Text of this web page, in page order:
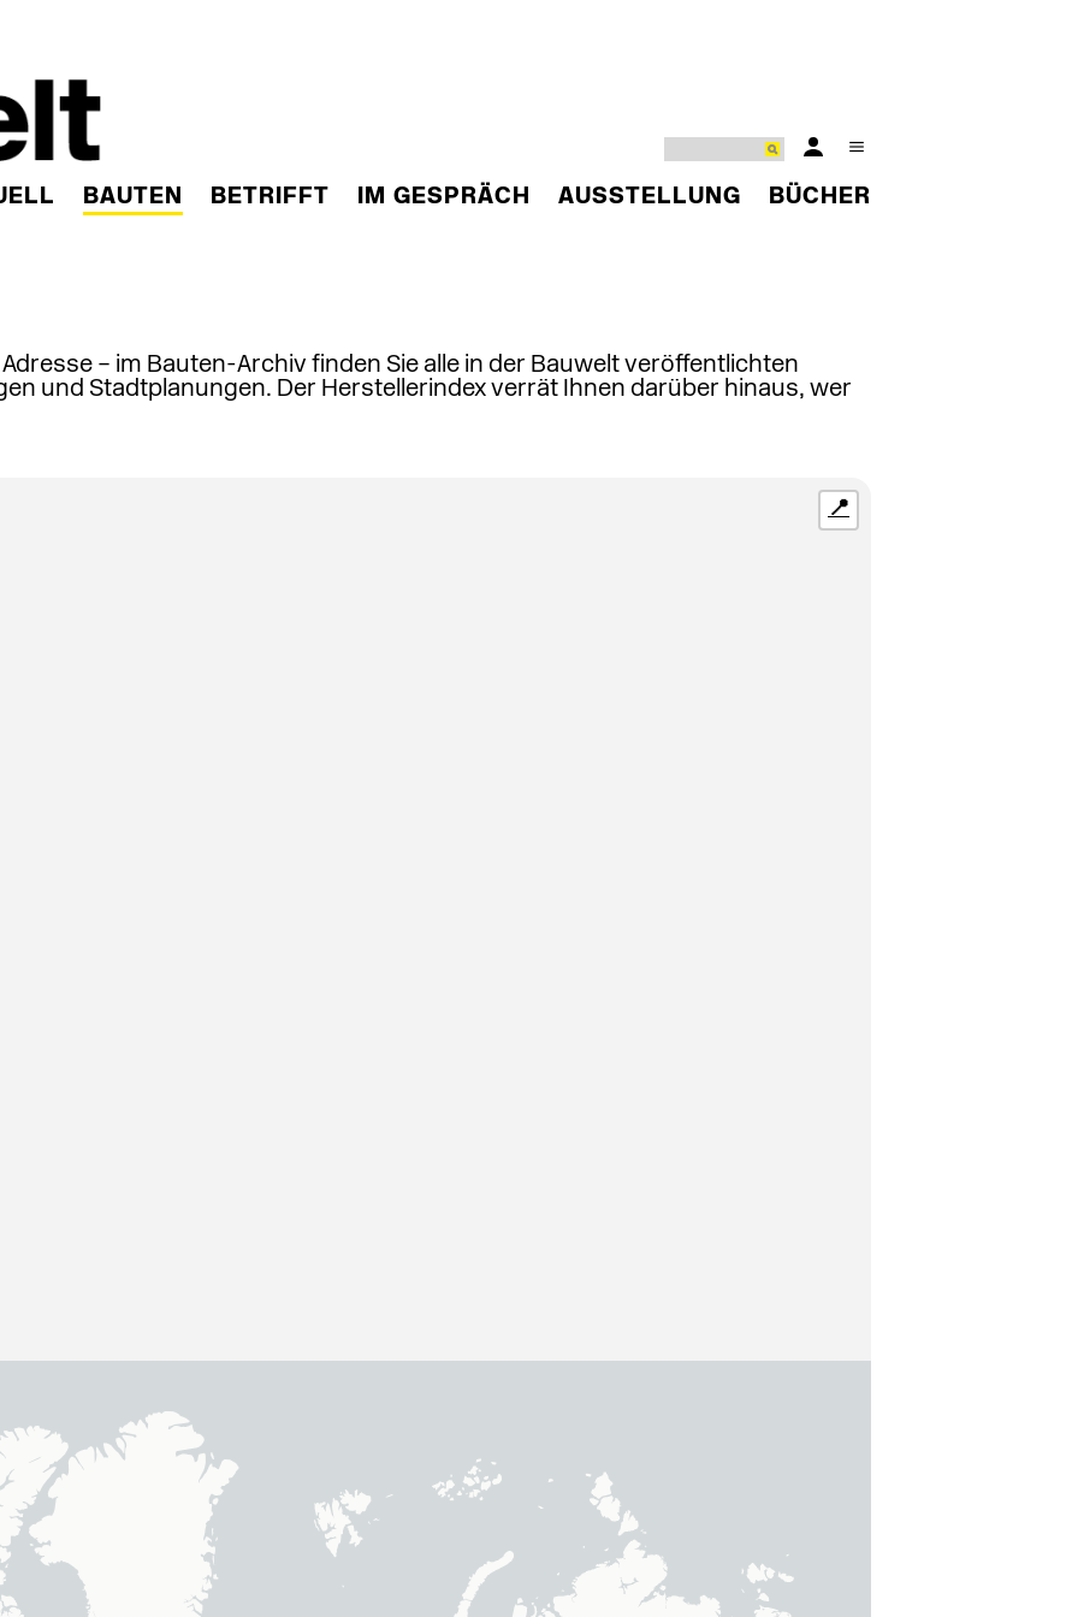
BAUTEN BETRIFFT IM GESPRÄCH AUSSTELLUNG BÜCHER
– im Bauten-Archiv finden Sie alle in der Bauwelt veröffentlichten
und Stadtplanungen. Der Herstellerindex verrät Ihnen darüber hinaus, wer
📍